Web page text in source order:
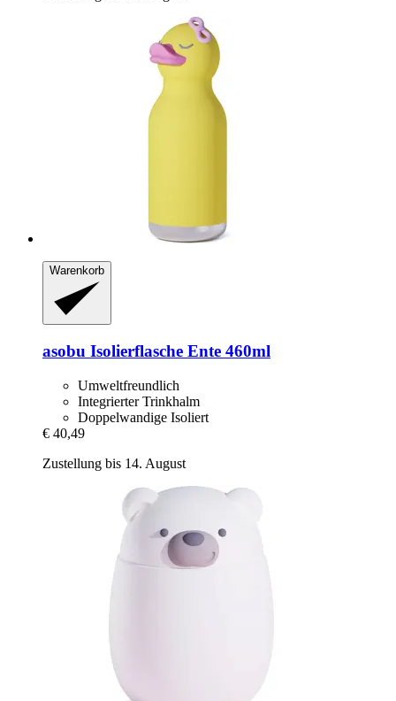
Warenkorb
asobu Isolierflasche Ente 460ml
Umweltfreundlich
Integrierter Trinkhalm
Doppelwandige Isoliert
€ 40,49
Zustellung bis 14. August